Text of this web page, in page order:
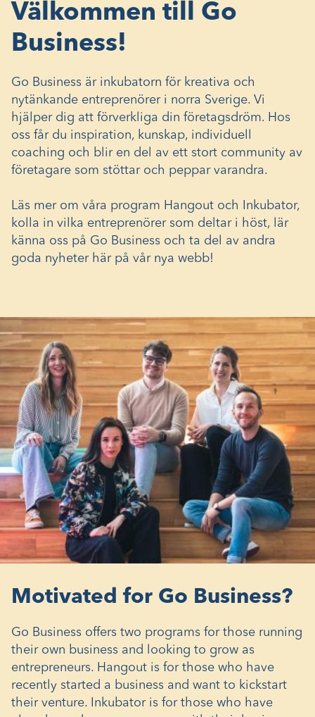
Välkommen till Go
Business!
Go Business är inkubatorn för kreativa och
nytänkande entreprenörer i norra Sverige. Vi
hjälper dig att förverkliga din företagsdröm. Hos
oss får du inspiration, kunskap, individuell
coaching och blir en del av ett stort community av
företagare som stöttar och peppar varandra.
Läs mer om våra program Hangout och Inkubator,
kolla in vilka entreprenörer som deltar i höst, lär
känna oss på Go Business och ta del av andra
goda nyheter här på vår nya webb!
Motivated for Go Business?
Go Business offers two programs for those running
their own business and looking to grow as
entrepreneurs. Hangout is for those who have
recently started a business and want to kickstart
their venture. Inkubator is for those who have